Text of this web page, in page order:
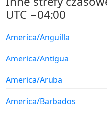
UTC −04:00
America/Anguilla
America/Antigua
America/Aruba
America/Barbados